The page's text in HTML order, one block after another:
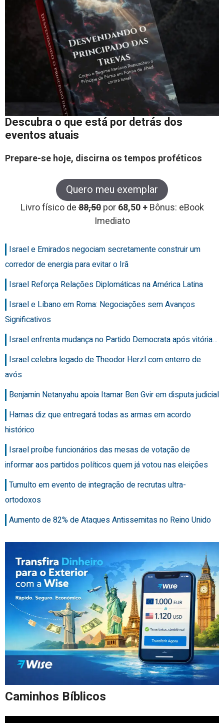
Descubra o que está por detrás dos
eventos atuais
Prepare-se hoje, discirna os tempos proféticos
Quero meu exemplar
Livro físico de88,50 por68,50 +Bônus: eBook
Imediato
Israel e Emirados negociam secretamente construir um
corredor de energia para evitar o Irã
Israel Reforça Relações Diplomáticas na América Latina
Israel e Líbano em Roma: Negociações sem Avanços
Significativos
Israel enfrenta mudança no Partido Democrata após vitória…
Israel celebra legado de Theodor Herzl com enterro de
avós
Benjamin Netanyahu apoia Itamar Ben Gvir em disputa judicial
Hamas diz que entregará todas as armas em acordo
histórico
Israel proíbe funcionários das mesas de votação de
informar aos partidos políticos quem já votou nas eleições
Tumulto em evento de integração de recrutas ultra-
ortodoxos
Aumento de 82% de Ataques Antissemitas no Reino Unido
Caminhos Bíblicos